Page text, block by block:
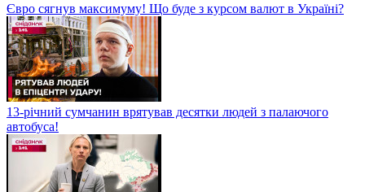
Євро сягнув максимуму! Що буде з курсом валют в Україні?
13-річний сумчанин врятував десятки людей з палаючого
автобуса!